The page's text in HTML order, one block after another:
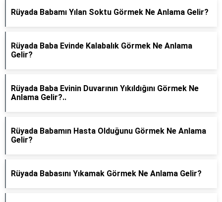
Rüyada Babamı Yılan Soktu Görmek Ne Anlama Gelir?
Rüyada Baba Evinde Kalabalık Görmek Ne Anlama
Gelir?
Rüyada Baba Evini̇n Duvarının Yıkıldığını Görmek Ne
Anlama Gelir?..
Rüyada Babamın Hasta Olduğunu Görmek Ne Anlama
Gelir?
Rüyada Babasını Yıkamak Görmek Ne Anlama Gelir?